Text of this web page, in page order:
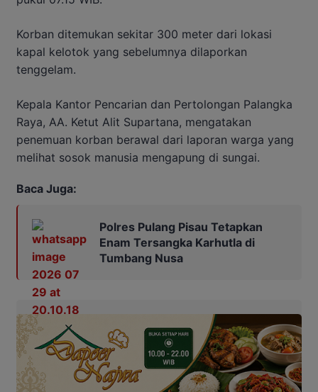
Korban ditemukan sekitar 300 meter dari lokasi
kapal kelotok yang sebelumnya dilaporkan
tenggelam.
Kepala Kantor Pencarian dan Pertolongan Palangka
Raya, AA. Ketut Alit Supartana, mengatakan
penemuan korban berawal dari laporan warga yang
melihat sosok manusia mengapung di sungai.
Baca Juga:
Polres Pulang Pisau Tetapkan
Enam Tersangka Karhutla di
Tumbang Nusa